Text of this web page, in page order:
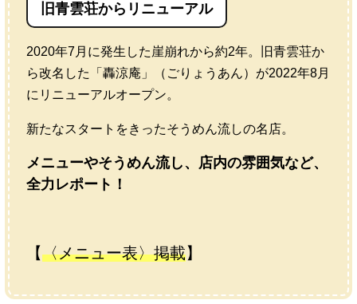
旧青雲荘からリニューアル
2020年7月に発生した崖崩れから約2年。旧青雲荘か
ら改名した「轟涼庵」（ごりょうあん）が2022年8月
にリニューアルオープン。
新たなスタートをきったそうめん流しの名店。
メニューやそうめん流し、店内の雰囲気など、
全力レポート！
【〈メニュー表〉掲載】